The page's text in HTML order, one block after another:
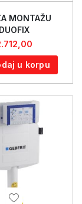
MONTAŽU
DUOFIX
u korpu